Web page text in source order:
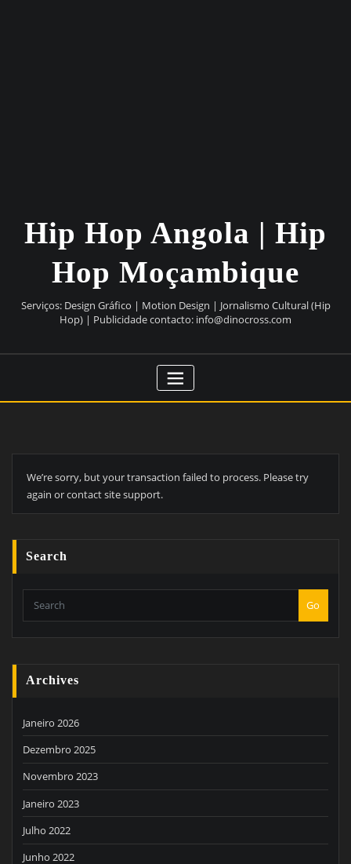
Hip Hop Angola | Hip
Hop Moçambique
Serviços: Design Gráfico | Motion Design | Jornalismo Cultural (Hip
Hop) | Publicidade contacto: info@dinocross.com
We’re sorry, but your transaction failed to process. Please try
again or contact site support.
Search
Go
Archives
Janeiro 2026
Dezembro 2025
Novembro 2023
Janeiro 2023
Julho 2022
Junho 2022